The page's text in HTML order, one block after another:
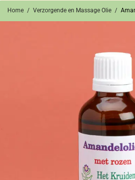
Home / Verzorgende en Massage Olie /